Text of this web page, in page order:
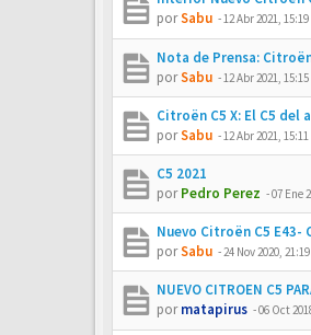
porSabu -12 Abr 2021, 15:19
Nota de Prensa:
porSabu -12 Abr 2021, 15:15
Citroën C5 X: El C5 del
porSabu -12 Abr 2021, 15:11
C5 2021
porPedro Perez -07 Ene
Nuevo Citroën C5 E43-
porSabu -24 Nov 2020, 21:19
NUEVO CITROEN C5
pormatapirus -06 Oct